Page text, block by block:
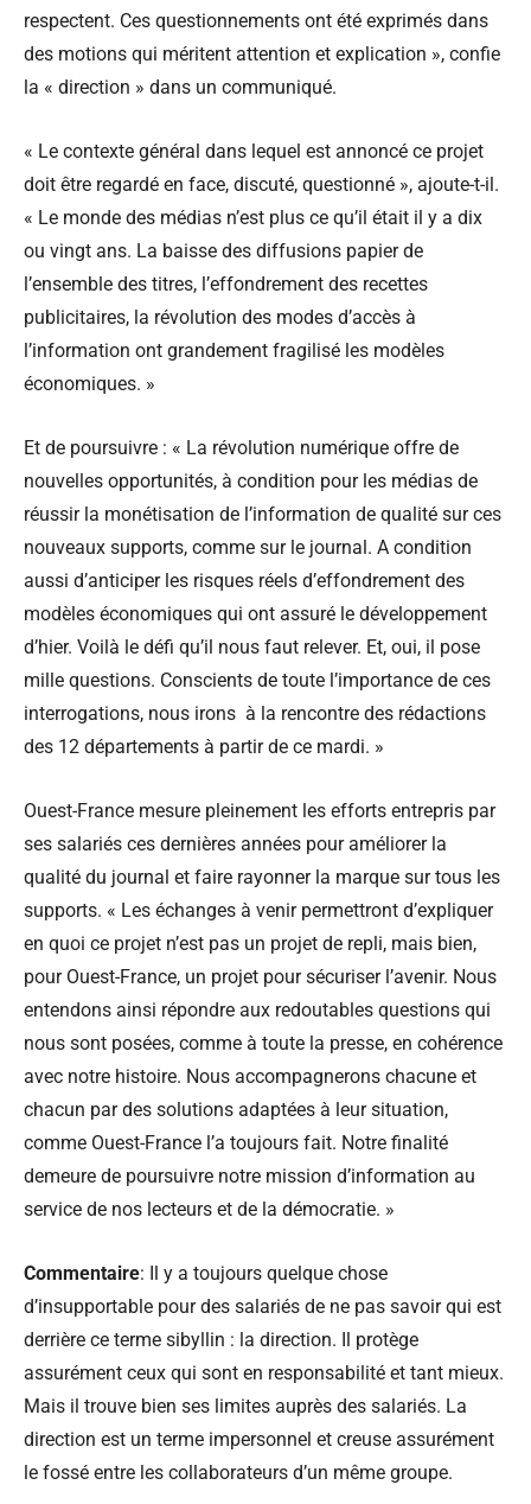
respectent. Ces questionnements ont été exprimés dans
des motions qui méritent attention et explication », confie
la « direction » dans un communiqué.
« Le contexte général dans lequel est annoncé ce projet
doit être regardé en face, discuté, questionné », ajoute-t-il.
« Le monde des médias n’est plus ce qu’il était il y a dix
ou vingt ans. La baisse des diffusions papier de
l’ensemble des titres, l’effondrement des recettes
publicitaires, la révolution des modes d’accès à
l’information ont grandement fragilisé les modèles
économiques. »
Et de poursuivre : « La révolution numérique offre de
nouvelles opportunités, à condition pour les médias de
réussir la monétisation de l’information de qualité sur ces
nouveaux supports, comme sur le journal. A condition
aussi d’anticiper les risques réels d’effondrement des
modèles économiques qui ont assuré le développement
d’hier. Voilà le défi qu’il nous faut relever. Et, oui, il pose
mille questions. Conscients de toute l’importance de ces
interrogations, nous irons à la rencontre des rédactions
des 12 départements à partir de ce mardi. »
Ouest-France mesure pleinement les efforts entrepris par
ses salariés ces dernières années pour améliorer la
qualité du journal et faire rayonner la marque sur tous les
supports. « Les échanges à venir permettront d’expliquer
en quoi ce projet n’est pas un projet de repli, mais bien,
pour Ouest-France, un projet pour sécuriser l’avenir. Nous
entendons ainsi répondre aux redoutables questions qui
nous sont posées, comme à toute la presse, en cohérence
avec notre histoire. Nous accompagnerons chacune et
chacun par des solutions adaptées à leur situation,
comme Ouest-France l’a toujours fait. Notre finalité
demeure de poursuivre notre mission d’information au
service de nos lecteurs et de la démocratie. »
Commentaire: Il y a toujours quelque chose
d’insupportable pour des salariés de ne pas savoir qui est
derrière ce terme sibyllin : la direction. Il protège
assurément ceux qui sont en responsabilité et tant mieux.
Mais il trouve bien ses limites auprès des salariés. La
direction est un terme impersonnel et creuse assurément
le fossé entre les collaborateurs d’un même groupe.